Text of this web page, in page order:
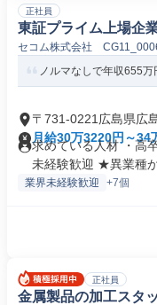
正社員
東証プライム上場企
セコム株式会社
ノルマなしで年収655
〒731-0221広島県広
月給30万3220円～34
求めている人材 ・高
未経験歓迎 ★異業種か
業界未経験歓迎 +7個
正社員
金属製品の加工スタ